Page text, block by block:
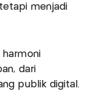
menjadi
harmoni
dari
publik digital.